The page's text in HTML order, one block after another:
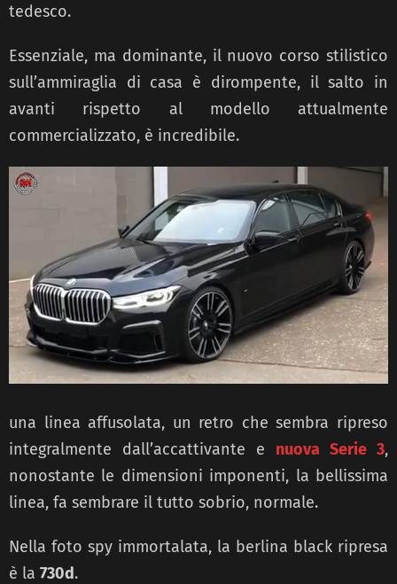
tedesco.
Essenziale, ma dominante, il nuovo corso stilistico
sull’ammiraglia di casa è dirompente, il salto in
avanti rispetto al modello attualmente
commercializzato, è incredibile.
una linea affusolata, un retro che sembra ripreso
integralmente dall’accattivante e nuova Serie 3,
nonostante le dimensioni imponenti, la bellissima
linea, fa sembrare il tutto sobrio, normale.
Nella foto spy immortalata, la berlina black ripresa
è la 730d.